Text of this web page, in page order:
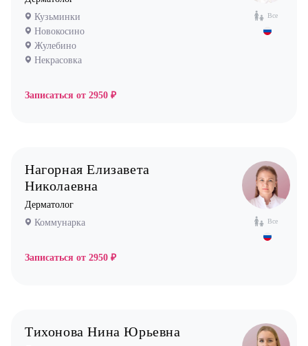
Остеопат
Оториноларинголог (лор)
Офтальмолог (Окулист)
Педиатр
Психиатр
Стоматолог ортодонт
Стоматолог хирург
Врач УЗИ
Фониатр
Все
Кузьминки
Новокосино
Жулебино
Некрасовка
Записаться от 2950 ₽
Все
Нагорная Елизавета
Николаевна
Дерматолог
Коммунарка
Записаться от 2950 ₽
Тихонова Нина Юрьевна